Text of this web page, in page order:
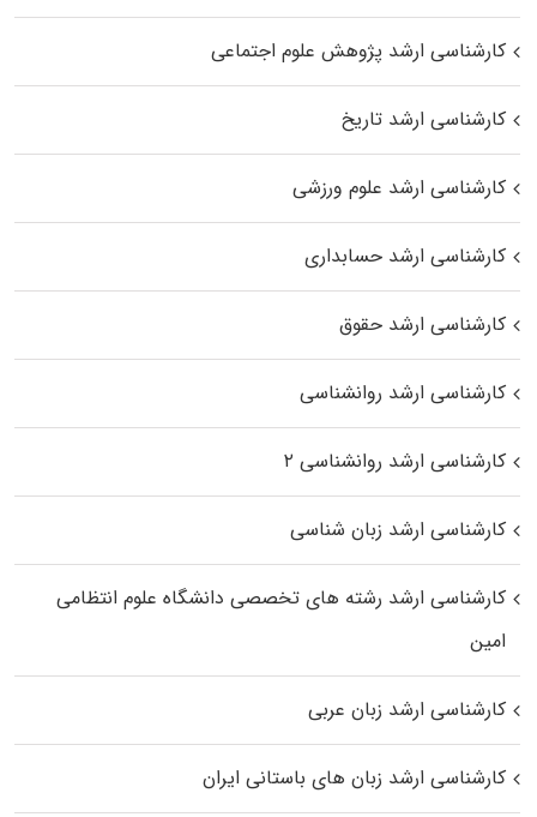
کارشناسی ارشد پژوهش علوم اجتماعی
کارشناسی ارشد تاریخ
کارشناسی ارشد علوم ورزشی
کارشناسی ارشد حسابداری
کارشناسی ارشد حقوق
کارشناسی ارشد روانشناسی
کارشناسی ارشد روانشناسی ۲
کارشناسی ارشد زبان شناسی
کارشناسی ارشد رﺷﺘﻪ ﻫﺎی تخصصی داﻧﺸﮕﺎه ﻋﻠﻮم انتظامی
اﻣﻴﻦ
کارشناسی ارشد زبان عربی
کارشناسی ارشد زبان‌ های باستانی ایران